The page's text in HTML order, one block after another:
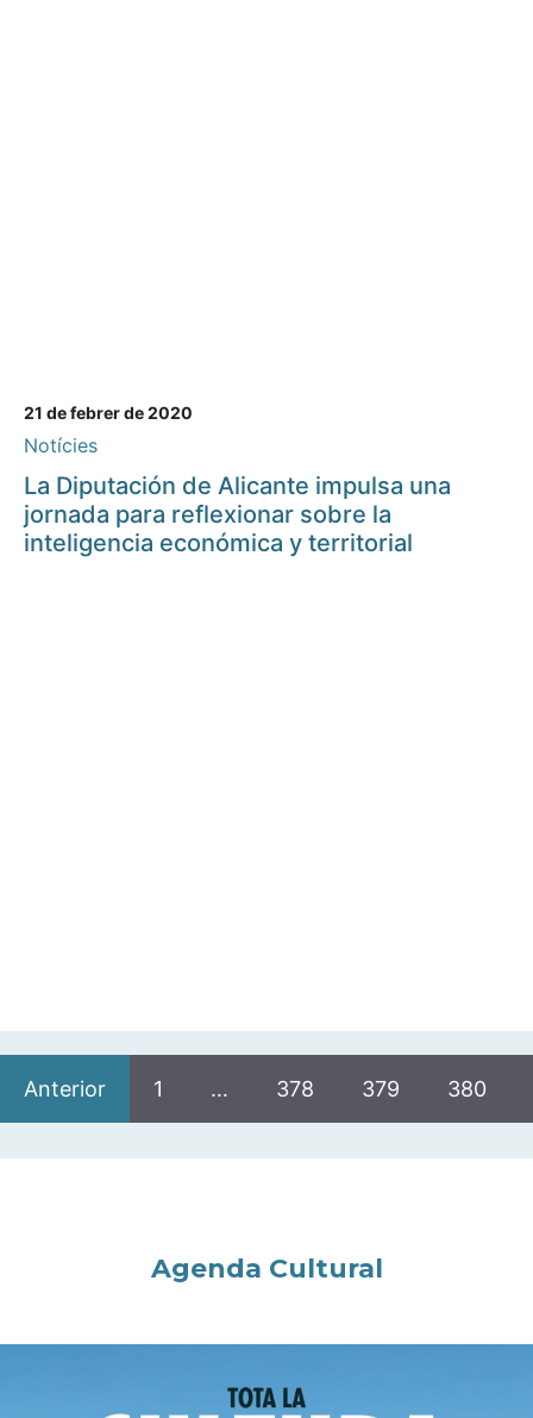
21 de febrer de 2020
Notícies
La Diputación de Alicante impulsa una
jornada para reflexionar sobre la
inteligencia económica y territorial
Anterior 1 … 378 379 380
Agenda Cultural